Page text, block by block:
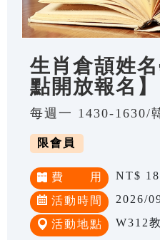
生肖倉頡姓
點開放報名】
每週一 1430-1630/
限會員
費 用 NT$
活動時間 2026/
活動地點 W312